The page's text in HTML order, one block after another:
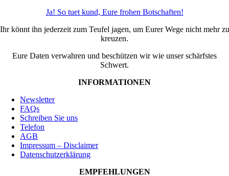
Ja! So tuet kund, Eure frohen Botschaften!
Ihr könnt ihn jederzeit zum Teufel jagen, um Eurer Wege nicht mehr zu
kreuzen.
Eure Daten verwahren und beschützen wir wie unser schärfstes
Schwert.
INFORMATIONEN
Newsletter
FAQs
Schreiben Sie uns
Telefon
AGB
Impressum – Disclaimer
Datenschutzerklärung
EMPFEHLUNGEN